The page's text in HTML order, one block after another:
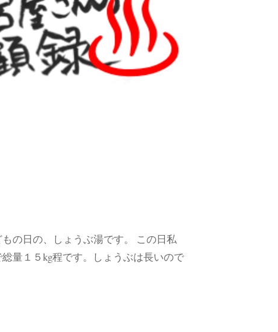
の日の、しょうぶ湯です。 この日私
量１５kg程です。しょうぶは長いので